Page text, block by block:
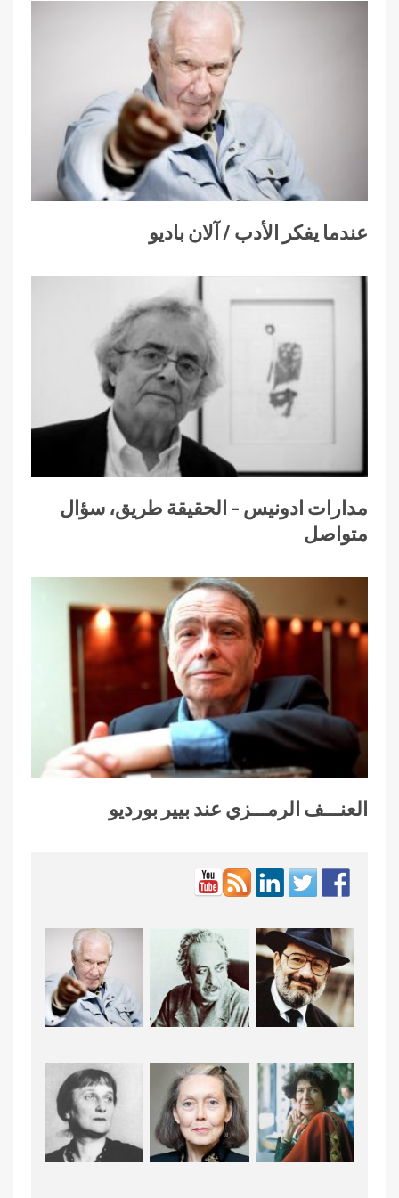
عندما يفكر الأدب / آلان باديو
مدارات ادونيس – الحقيقة طريق، سؤال
متواصل
العنـــف الرمـــزي عند بيير بورديو